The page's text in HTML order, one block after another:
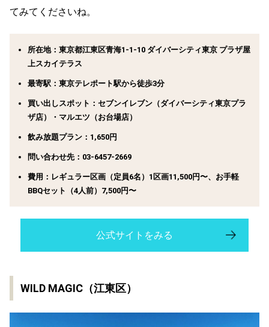
てみてくださいね。
所在地：東京都江東区青海1-1-10 ダイバーシティ東京 プラザ屋
上スカイテラス
最寄駅：東京テレポート駅から徒歩3分
買い出しスポット：セブンイレブン（ダイバーシティ東京プラ
ザ店）・マルエツ（お台場店）
飲み放題プラン：1,650円
問い合わせ先：03-6457-2669
費用：レギュラー区画（定員6名）1区画11,500円〜、お手軽
BBQセット（4人前）7,500円〜
公式サイトをみる
WILD MAGIC（江東区）